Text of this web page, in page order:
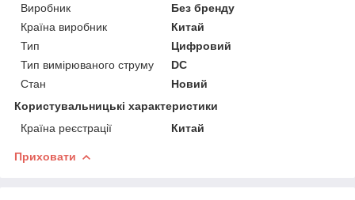
Виробник
Без бренду
Країна виробник
Китай
Тип
Цифровий
Тип вимірюваного струму
DC
Стан
Новий
Користувальницькі характеристики
Країна реєстрації
Китай
Приховати